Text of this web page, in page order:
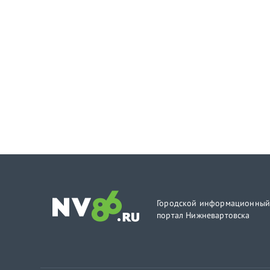
Городской информационный
портал Нижневартовска